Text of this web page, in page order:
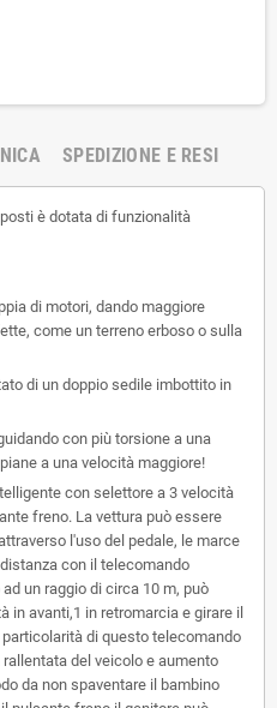
SPEDIZIONE E RESI
è dotata di funzionalità
di motori, dando maggiore
come un terreno erboso o sulla
di un doppio sedile imbottito in
con più torsione a una
a una velocità maggiore!
con selettore a 3 velocità
freno. La vettura può essere
l'uso del pedale, le marce
con il telecomando
un raggio di circa 10 m, può
in avanti,1 in retromarcia e girare il
di questo telecomando
del veicolo e aumento
da non spaventare il bambino